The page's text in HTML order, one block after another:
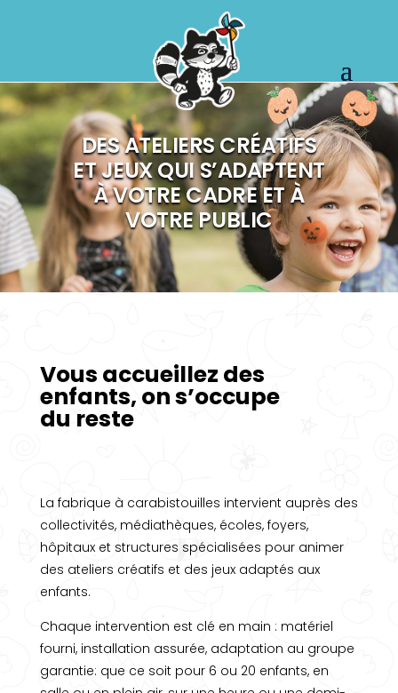
DES ATELIERS CRÉATIFS
ET JEUX QUI S’ADAPTENT
À VOTRE CADRE ET À
VOTRE PUBLIC
Vous accueillez des
enfants, on s’occupe
du reste
La fabrique à carabistouilles intervient auprès des
collectivités, médiathèques, écoles, foyers,
hôpitaux et structures spécialisées pour animer
des ateliers créatifs et des jeux adaptés aux
enfants.
Chaque intervention est clé en main : matériel
fourni, installation assurée, adaptation au groupe
garantie: que ce soit pour 6 ou 20 enfants, en